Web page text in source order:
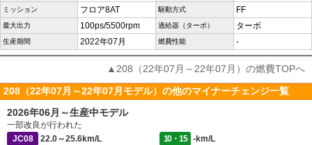
ミッション フロア8AT 駆動方式 FF
最大出力 100ps/5500rpm 過給器（ターボ） ターボ
生産期間 2022年07月 燃費性能 -
▲208（22年07月～22年07月）の燃費TOPへ
208（22年07月～22年07月モデル）の他のマイナーチェンジ一覧
2026年06月～生産中モデル
一部改良が行われた
JC08
22.0～25.6km/L 10・15 -km/L